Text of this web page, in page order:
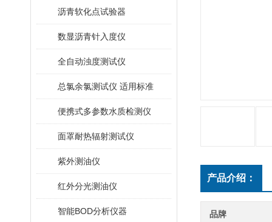
沥青软化点试验器
数显沥青针入度仪
全自动浊度测试仪
总氯余氯测试仪 适用标准
便携式多参数水质检测仪
面罩耐热辐射测试仪
紫外测油仪
红外分光测油仪
智能BOD分析仪器
产品介绍：
品牌